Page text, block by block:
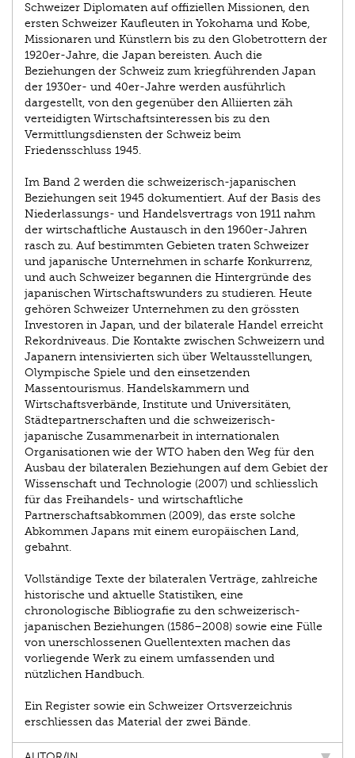
Schweizer Diplomaten auf offiziellen Missionen, den
ersten Schweizer Kaufleuten in Yokohama und Kobe,
Missionaren und Künstlern bis zu den Globetrottern der
1920er-Jahre, die Japan bereisten. Auch die
Beziehungen der Schweiz zum kriegführenden Japan
der 1930er- und 40er-Jahre werden ausführlich
dargestellt, von den gegenüber den Alliierten zäh
verteidigten Wirtschaftsinteressen bis zu den
Vermittlungsdiensten der Schweiz beim
Friedensschluss 1945.
Im Band 2 werden die schweizerisch-japanischen
Beziehungen seit 1945 dokumentiert. Auf der Basis des
Niederlassungs- und Handelsvertrags von 1911 nahm
der wirtschaftliche Austausch in den 1960er-Jahren
rasch zu. Auf bestimmten Gebieten traten Schweizer
und japanische Unternehmen in scharfe Konkurrenz,
und auch Schweizer begannen die Hintergründe des
japanischen Wirtschaftswunders zu studieren. Heute
gehören Schweizer Unternehmen zu den grössten
Investoren in Japan, und der bilaterale Handel erreicht
Rekordniveaus. Die Kontakte zwischen Schweizern und
Japanern intensivierten sich über Weltausstellungen,
Olympische Spiele und den einsetzenden
Massentourismus. Handelskammern und
Wirtschaftsverbände, Institute und Universitäten,
Städtepartnerschaften und die schweizerisch-
japanische Zusammenarbeit in internationalen
Organisationen wie der WTO haben den Weg für den
Ausbau der bilateralen Beziehungen auf dem Gebiet der
Wissenschaft und Technologie (2007) und schliesslich
für das Freihandels- und wirtschaftliche
Partnerschaftsabkommen (2009), das erste solche
Abkommen Japans mit einem europäischen Land,
gebahnt.
Vollständige Texte der bilateralen Verträge, zahlreiche
historische und aktuelle Statistiken, eine
chronologische Bibliografie zu den schweizerisch-
japanischen Beziehungen (1586–2008) sowie eine Fülle
von unerschlossenen Quellentexten machen das
vorliegende Werk zu einem umfassenden und
nützlichen Handbuch.
Ein Register sowie ein Schweizer Ortsverzeichnis
erschliessen das Material der zwei Bände.